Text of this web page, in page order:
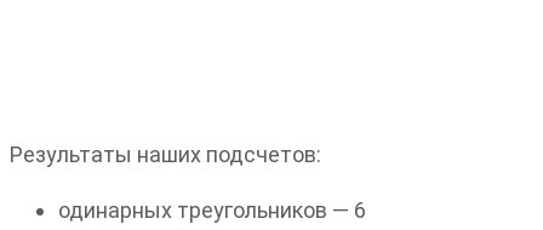
Результаты наших подсчетов:
одинарных треугольников — 6